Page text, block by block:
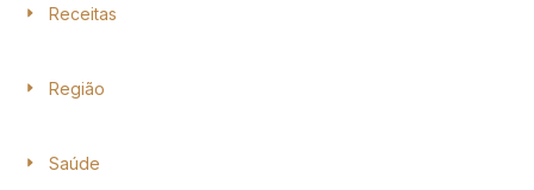
Receitas
Região
Saúde